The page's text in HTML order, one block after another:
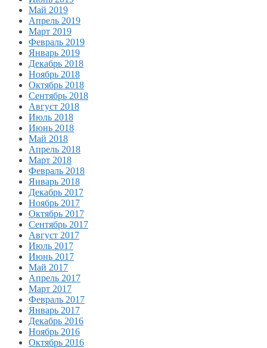
Май 2019
Апрель 2019
Март 2019
Февраль 2019
Январь 2019
Декабрь 2018
Ноябрь 2018
Октябрь 2018
Сентябрь 2018
Август 2018
Июль 2018
Июнь 2018
Май 2018
Апрель 2018
Март 2018
Февраль 2018
Январь 2018
Декабрь 2017
Ноябрь 2017
Октябрь 2017
Сентябрь 2017
Август 2017
Июль 2017
Июнь 2017
Май 2017
Апрель 2017
Март 2017
Февраль 2017
Январь 2017
Декабрь 2016
Ноябрь 2016
Октябрь 2016